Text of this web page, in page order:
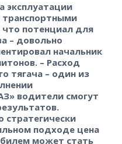
эксплуатации
потенциал для
– довольно
начальник
– Расход
тягача – один из
водители смогут
стратегически
подходе цена
может стать